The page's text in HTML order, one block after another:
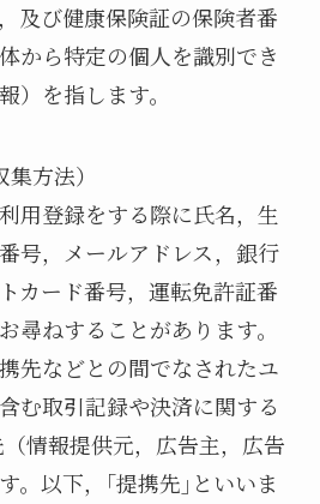
及び健康保険証の保険者番
から特定の個人を識別でき
）を指します。
方法）
用登録をする際に氏名，生
号，メールアドレス，銀行
カード番号，運転免許証番
尋ねすることがあります。
先などとの間でなされたユ
む取引記録や決済に関する
情報提供元，広告主，広告
。以下，｢提携先｣といいま